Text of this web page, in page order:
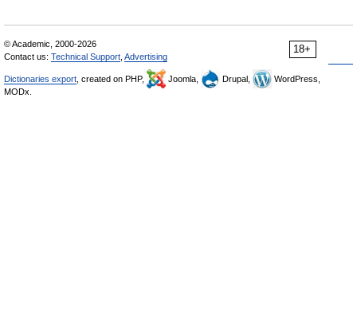
18+
© Academic, 2000-2026
Contact us: Technical Support Advertising
Dictionaries export , created on PHP, Joomla, Drupal,
WordPress,
MODx.